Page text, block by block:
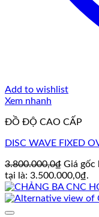
Add to wishlist
Xem nhanh
ĐỒ ĐỘ CAO CẤP
DISC WAVE FIXED
3.800.000,0₫ Giá gốc
tại là: 3.500.000,0₫.